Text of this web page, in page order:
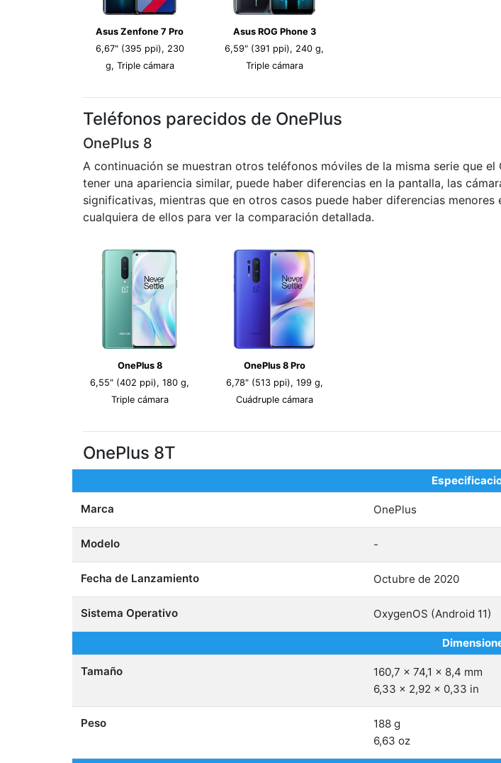
Asus Zenfone 7 Pro
6,67" (395 ppi), 230
g, Triple cámara
Asus ROG Phone 3
6,59" (391 ppi), 240 g,
Triple cámara
Teléfonos parecidos de OnePlus
OnePlus 8
A continuación se muestran otros teléfonos móviles de la misma serie que
tener una apariencia similar, puede haber diferencias en la pantalla, las
significativas, mientras que en otros casos puede haber diferencias
cualquiera de ellos para ver la comparación detallada.
OnePlus 8
6,55" (402 ppi), 180 g,
Triple cámara
OnePlus 8 Pro
6,78" (513 ppi), 199 g,
Cuádruple cámara
OnePlus 8T
Marca OnePlus
Modelo -
Fecha de Lanzamiento Octubre de 2020
Sistema Operativo OxygenOS (Android 11)
Tamaño
160,7 x 74,1 x 8,4 mm
6,33 x 2,92 x 0,33 in
Peso
188 g
6,63 oz